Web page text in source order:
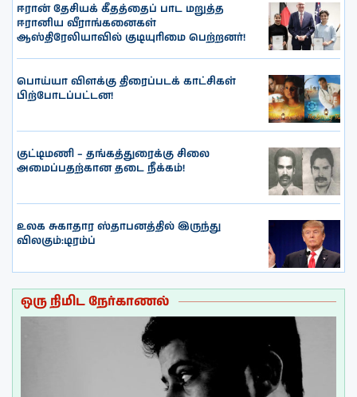
ஈரான் தேசியக் கீதத்தைப் பாட மறுத்த
ஈரானிய வீராங்கனைகள்
ஆஸ்திரேலியாவில் குடியுரிமை பெற்றனர்!
பொய்யா விளக்கு திரைப்படக் காட்சிகள்
பிற்போடப்பட்டன!
குட்டிமணி – தங்கத்துரைக்கு சிலை
அமைப்பதற்கான தடை நீக்கம்!
உலக சுகாதார ஸ்தாபனத்தில் இருந்து
விலகும்:டிரம்ப்
ஒரு நிமிட நேர்காணல்